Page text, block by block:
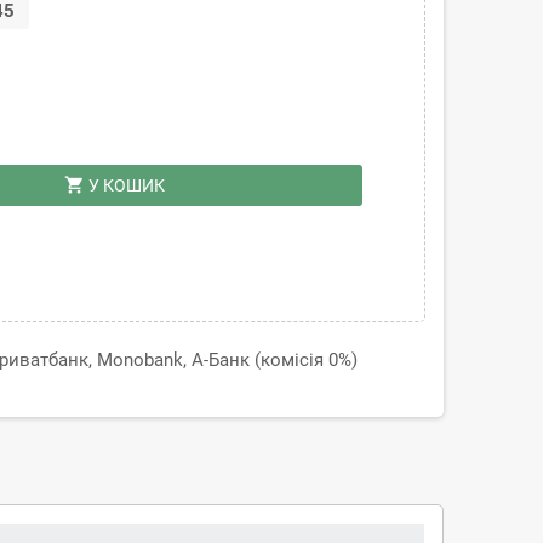
shopping_cart У КОШИК
Monobank, А-Банк (комісія 0%)